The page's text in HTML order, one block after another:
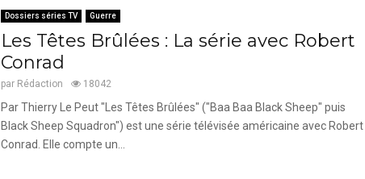
Dossiers séries TV Guerre
Les Têtes Brûlées : La série avec Robert
Conrad
par Rédaction 18042
Par Thierry Le Peut "Les Têtes Brûlées" ("Baa Baa Black Sheep" puis
Black Sheep Squadron") est une série télévisée américaine avec Robert
Conrad. Elle compte un...